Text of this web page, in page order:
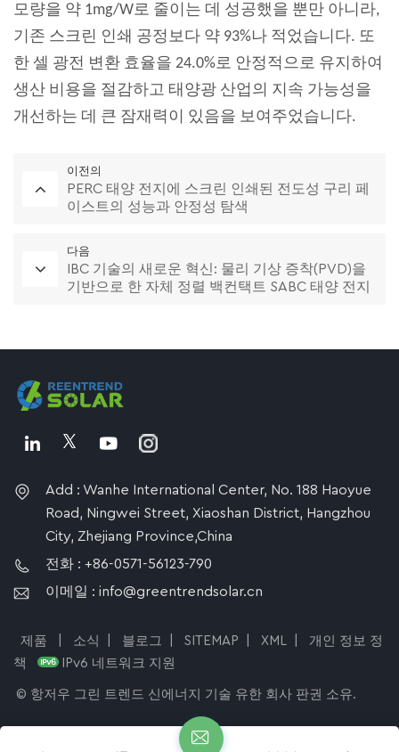
모량을 약 1mg/W로 줄이는 데 성공했을 뿐만 아니라,
기존 스크린 인쇄 공정보다 약 93%나 적었습니다. 또
한 셀 광전 변환 효율을 24.0%로 안정적으로 유지하여
생산 비용을 절감하고 태양광 산업의 지속 가능성을
개선하는 데 큰 잠재력이 있음을 보여주었습니다.
이전의
PERC 태양 전지에 스크린 인쇄된 전도성 구리 페
이스트의 성능과 안정성 탐색
다음
IBC 기술의 새로운 혁신: 물리 기상 증착(PVD)을
기반으로 한 자체 정렬 백컨택트 SABC 태양 전지
Add : Wanhe International Center, No. 188 Haoyue
Road, Ningwei Street, Xiaoshan District, Hangzhou
City, Zhejiang Province,China
전화 : +86-0571-56123-790
이메일 : info@greentrendsolar.cn
제품 소식 블로그 SITEMAP XML
개인 정보 정
책
IPv6 네트워크 지원
© 항저우 그린 트렌드 신에너지 기술 유한 회사 판권 소유.